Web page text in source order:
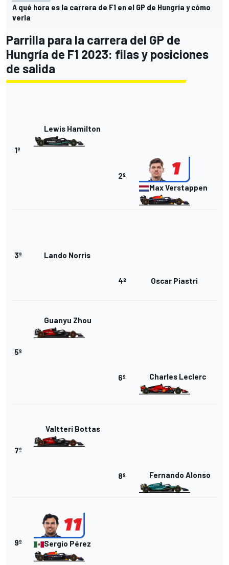
A qué hora es la carrera de F1 en el GP de Hungría y cómo
verla
Parrilla para la carrera del GP de
Hungría de F1 2023: filas y posiciones
de salida
1º
Lewis Hamilton
2º
Max Verstappen
3º Lando Norris
4º Oscar Piastri
5º
Guanyu Zhou
6º Charles Leclerc
7º
Valtteri Bottas
8º Fernando Alonso
9º Sergio Pérez